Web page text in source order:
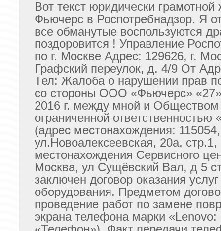
Вот текст юридически
Фьючерс в Роспотребнадзор. Я
все обманутые воспользуются
поздоровится ! Управление
по г. Москве Адрес: 129626, г.
Графский переулок, д. 4/9 От
Тел: Жалоба о нарушении прав
со стороны ООО «Фьючерс»
2016 г. между мной и Обществом
ограниченной ответственностью
(адрес местонахождения:
ул.Новоалексеевская, 20а, стр.1,
местонахождения Сервисного
Москва, ул Сущёвский Вал, д 5
заключен договор оказания
оборудования. Предметом
проведение работ по замене
экрана телефона марки «Lenovo: